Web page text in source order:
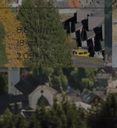
8,80 km
18 m
2.091 m